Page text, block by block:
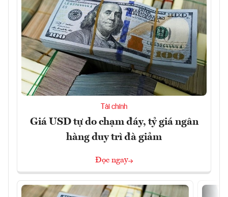
Tài chính
Giá USD tự do chạm đáy, tỷ giá ngân
hàng duy trì đà giảm
Đọc ngay